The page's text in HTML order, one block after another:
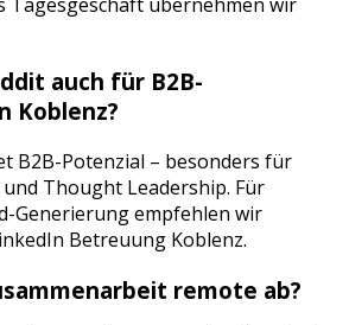
Tagesgeschäft übernehmen wir
auch für B2B-
Koblenz?
B2B-Potenzial – besonders für
Thought Leadership. Für
Generierung empfehlen wir
Betreuung Koblenz.
remote ab?